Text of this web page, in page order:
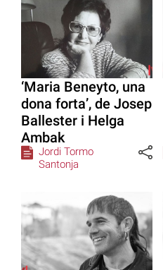
‘Maria Beneyto, una
dona forta’, de Josep
Ballester i Helga
Ambak
Jordi Tormo
Santonja